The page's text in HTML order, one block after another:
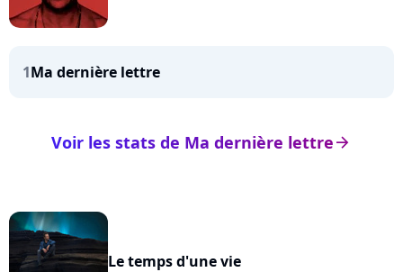
1Ma dernière lettre
arrow_right
Voir les stats de Ma dernière lettre
Le temps d'une vie